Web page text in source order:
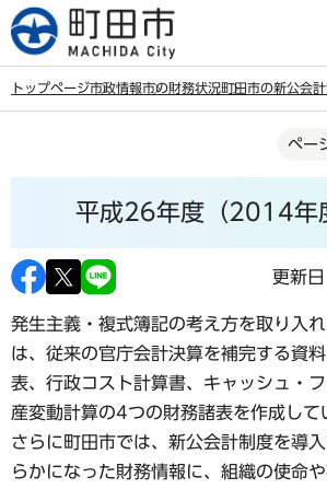
こ
の
す
トップページ市政情報市の財務状況町田市の新公会
ら
ペー
平成26年度（2014年
更新
発生主義・複式簿記の考え方を取り入
は、従来の官庁会計決算を補完する資
表、行政コスト計算書、キャッシュ・
産変動計算の4つの財務諸表を作成して
さらに町田市では、新公会計制度を導
らかになった財務情報に、組織の使命